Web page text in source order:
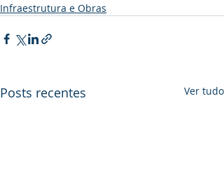
Infraestrutura e Obras
Posts recentes Ver tudo